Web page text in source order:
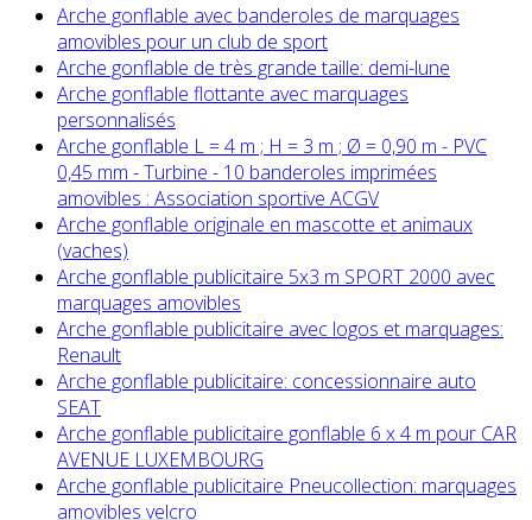
Arche gonflable avec banderoles de marquages
amovibles pour un club de sport
Arche gonflable de très grande taille: demi-lune
Arche gonflable flottante avec marquages
personnalisés
Arche gonflable L = 4 m ; H = 3 m ; Ø = 0,90 m - PVC
0,45 mm - Turbine - 10 banderoles imprimées
amovibles : Association sportive ACGV
Arche gonflable originale en mascotte et animaux
(vaches)
Arche gonflable publicitaire 5x3 m SPORT 2000 avec
marquages amovibles
Arche gonflable publicitaire avec logos et marquages:
Renault
Arche gonflable publicitaire: concessionnaire auto
SEAT
Arche gonflable publicitaire gonflable 6 x 4 m pour CAR
AVENUE LUXEMBOURG
Arche gonflable publicitaire Pneucollection: marquages
amovibles velcro